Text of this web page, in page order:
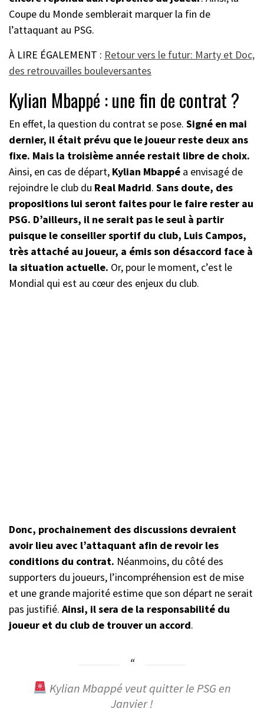
Coupe du Monde semblerait marquer la fin de
l’attaquant au PSG.
À LIRE ÉGALEMENT : Retour vers le futur: Marty et Doc,
des retrouvailles bouleversantes
Kylian Mbappé : une fin de contrat ?
En effet, la question du contrat se pose. Signé en mai
dernier, il était prévu que le joueur reste deux ans
fixe. Mais la troisième année restait libre de choix.
Ainsi, en cas de départ, Kylian Mbappé a envisagé de
rejoindre le club du Real Madrid. Sans doute, des
propositions lui seront faites pour le faire rester au
PSG. D’ailleurs, il ne serait pas le seul à partir
puisque le conseiller sportif du club, Luis Campos,
très attaché au joueur, a émis son désaccord face à
la situation actuelle. Or, pour le moment, c’est le
Mondial qui est au cœur des enjeux du club.
Donc, prochainement des discussions devraient
avoir lieu avec l’attaquant afin de revoir les
conditions du contrat. Néanmoins, du côté des
supporters du joueurs, l’incompréhension est de mise
et une grande majorité estime que son départ ne serait
pas justifié. Ainsi, il sera de la responsabilité du
joueur et du club de trouver un accord.
Kylian Mbappé veut quitter le PSG en
Janvier !